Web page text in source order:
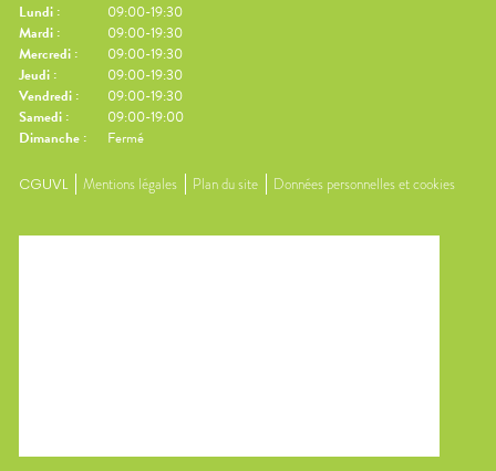
Lundi :
09:00-19:30
Mardi :
09:00-19:30
Mercredi :
09:00-19:30
Jeudi :
09:00-19:30
Vendredi :
09:00-19:30
Samedi :
09:00-19:00
Dimanche : Fermé
CGUVL Mentions légales Plan du site Données personnelles et cookies